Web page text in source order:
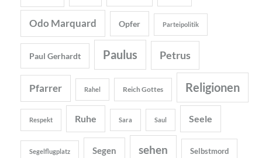
Odo Marquard Opfer Parteipolitik
Paul Gerhardt Paulus Petrus
Pfarrer Rahel Reich Gottes Religionen
Respekt Ruhe Sara Saul Seele
Segelflugplatz Segen sehen Selbstmord